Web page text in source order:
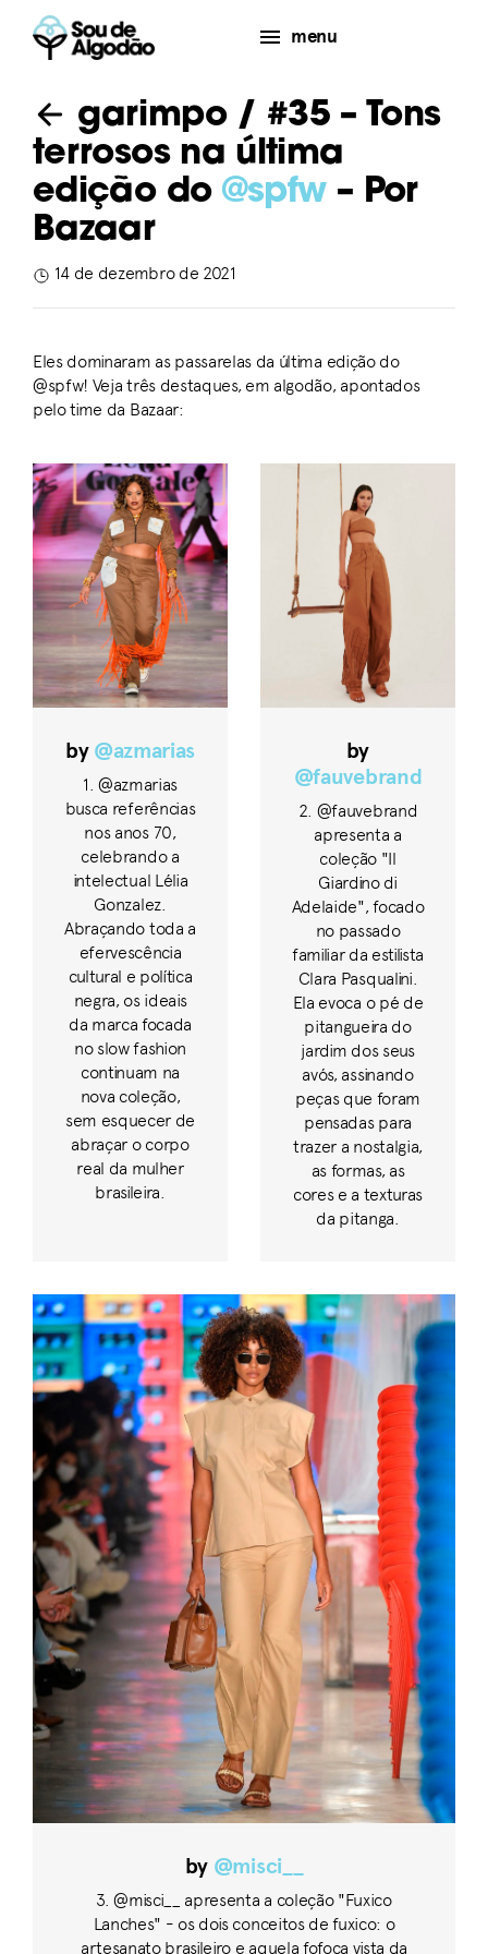
menu
garimpo/ #35 – Tons
terrosos na última
edição do @spfw– Por
Bazaar
14 de dezembro de 2021
Eles dominaram as passarelas da última edição do
@spfw! Veja três destaques, em algodão, apontados
pelo time da Bazaar:
by @azmarias
1. @azmarias
busca referências
nos anos 70,
celebrando a
intelectual Lélia
Gonzalez.
Abraçando toda a
efervescência
cultural e política
negra, os ideais
da marca focada
no slow fashion
continuam na
nova coleção,
sem esquecer de
abraçar o corpo
real da mulher
brasileira.
by
@fauvebrand
2. @fauvebrand
apresenta a
coleção "Il
Giardino di
Adelaide", focado
no passado
familiar da estilista
Clara Pasqualini.
Ela evoca o pé de
pitangueira do
jardim dos seus
avós, assinando
peças que foram
pensadas para
trazer a nostalgia,
as formas, as
cores e a texturas
da pitanga.
by @misci__
3. @misci__ apresenta a coleção "Fuxico
Lanches" - os dois conceitos de fuxico: o
artesanato brasileiro e aquela fofoca vista da